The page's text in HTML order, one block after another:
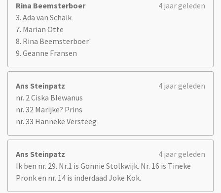
Rina Beemsterboer
4 jaar geleden
3. Ada van Schaik
7. Marian Otte
8. Rina Beemsterboer'
9. Geanne Fransen
Ans Steinpatz
4 jaar geleden
nr. 2 Ciska Blewanus
nr. 32 Marijke? Prins
nr. 33 Hanneke Versteeg
Ans Steinpatz
4 jaar geleden
Ik ben nr. 29. Nr.1 is Gonnie Stolkwijk. Nr. 16 is Tineke
Pronk en nr. 14 is inderdaad Joke Kok.